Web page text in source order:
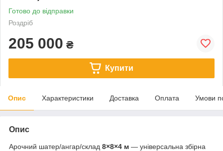
Готово до відправки
Роздріб
205 000 ₴
Купити
Опис Характеристики Доставка Оплата Умови
Опис
Арочний шатер/ангар/склад 8×8×4 м — універсальна збірна